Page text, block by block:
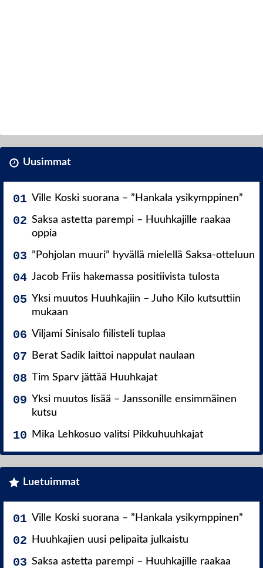
Uusimmat
Ville Koski suorana – ”Hankala ysikymppinen”
Saksa astetta parempi – Huuhkajille raakaa
oppia
”Pohjolan muuri” hyvällä mielellä Saksa-otteluun
Jacob Friis hakemassa positiivista tulosta
Yksi muutos Huuhkajiin – Juho Kilo kutsuttiin
mukaan
Viljami Sinisalo fiilisteli tuplaa
Berat Sadik laittoi nappulat naulaan
Tim Sparv jättää Huuhkajat
Yksi muutos lisää – Janssonille ensimmäinen
kutsu
Mika Lehkosuo valitsi Pikkuhuuhkajat
Luetuimmat
Ville Koski suorana – ”Hankala ysikymppinen”
Huuhkajien uusi pelipaita julkaistu
Saksa astetta parempi – Huuhkajille raakaa